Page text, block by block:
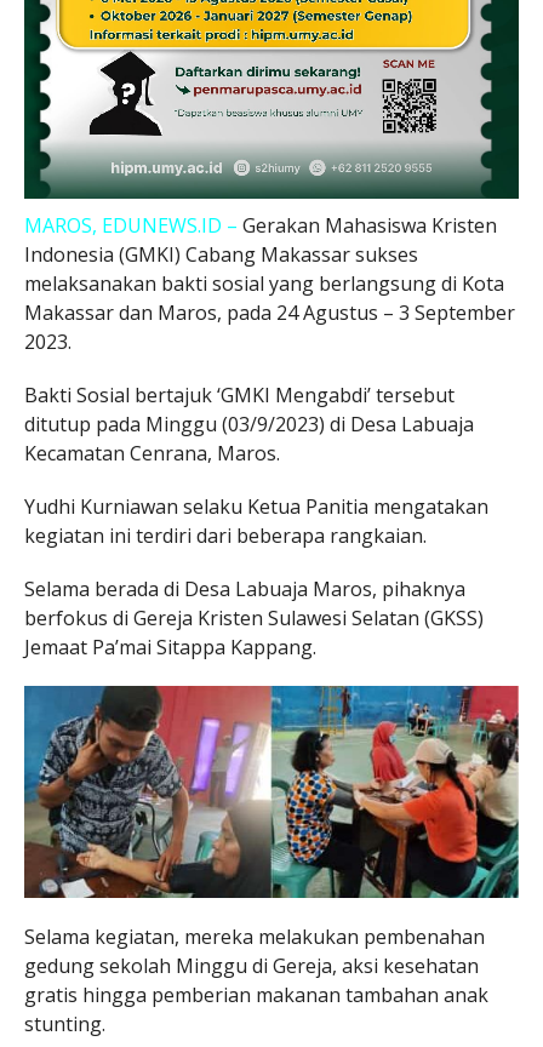
MAROS, EDUNEWS.ID – Gerakan Mahasiswa Kristen
Indonesia (GMKI) Cabang Makassar sukses
melaksanakan bakti sosial yang berlangsung di Kota
Makassar dan Maros, pada 24 Agustus – 3 September
2023.
Bakti Sosial bertajuk ‘GMKI Mengabdi’ tersebut
ditutup pada Minggu (03/9/2023) di Desa Labuaja
Kecamatan Cenrana, Maros.
Yudhi Kurniawan selaku Ketua Panitia mengatakan
kegiatan ini terdiri dari beberapa rangkaian.
Selama berada di Desa Labuaja Maros, pihaknya
berfokus di Gereja Kristen Sulawesi Selatan (GKSS)
Jemaat Pa’mai Sitappa Kappang.
Selama kegiatan, mereka melakukan pembenahan
gedung sekolah Minggu di Gereja, aksi kesehatan
gratis hingga pemberian makanan tambahan anak
stunting.